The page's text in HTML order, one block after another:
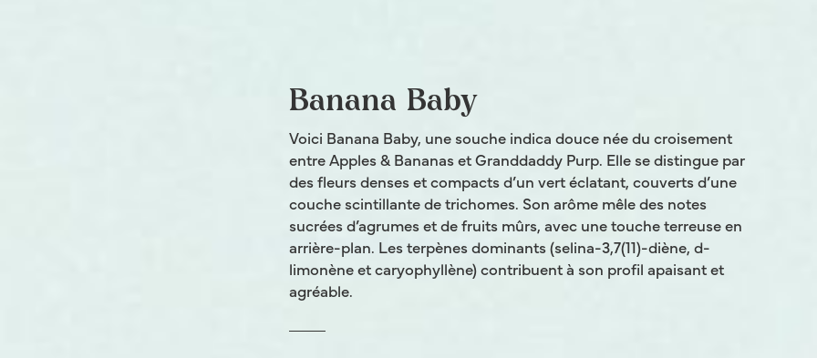
Banana Baby
Voici Banana Baby, une souche indica douce née du croisement
entre Apples & Bananas et Granddaddy Purp. Elle se distingue par
des fleurs denses et compacts d’un vert éclatant, couverts d’une
couche scintillante de trichomes. Son arôme mêle des notes
sucrées d’agrumes et de fruits mûrs, avec une touche terreuse en
arrière-plan. Les terpènes dominants (selina-3,7(11)-diène, d-
limonène et caryophyllène) contribuent à son profil apaisant et
agréable.